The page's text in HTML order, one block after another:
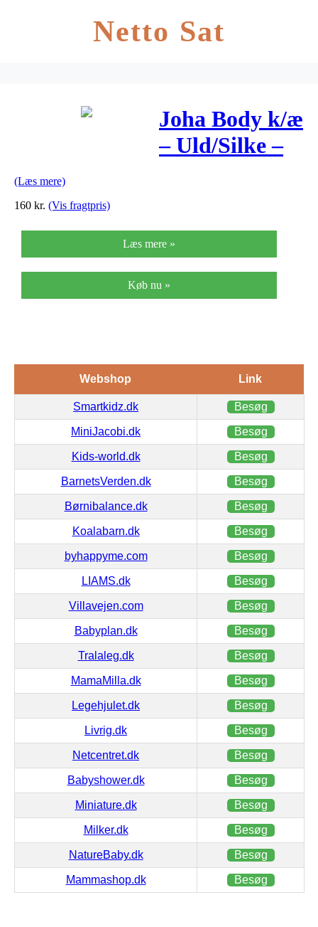
Netto Sat
Joha Body k/æ
– Uld/Silke –
(Læs mere)
160 kr. (Vis fragtpris)
Læs mere »
Køb nu »
Webshop Link
Smartkidz.dk Besøg
MiniJacobi.dk Besøg
Kids-world.dk Besøg
BarnetsVerden.dk Besøg
Børnibalance.dk Besøg
Koalabarn.dk Besøg
byhappyme.com Besøg
LIAMS.dk Besøg
Villavejen.com Besøg
Babyplan.dk Besøg
Tralaleg.dk Besøg
MamaMilla.dk Besøg
Legehjulet.dk Besøg
Livrig.dk Besøg
Netcentret.dk Besøg
Babyshower.dk Besøg
Miniature.dk Besøg
Milker.dk Besøg
NatureBaby.dk Besøg
Mammashop.dk Besøg